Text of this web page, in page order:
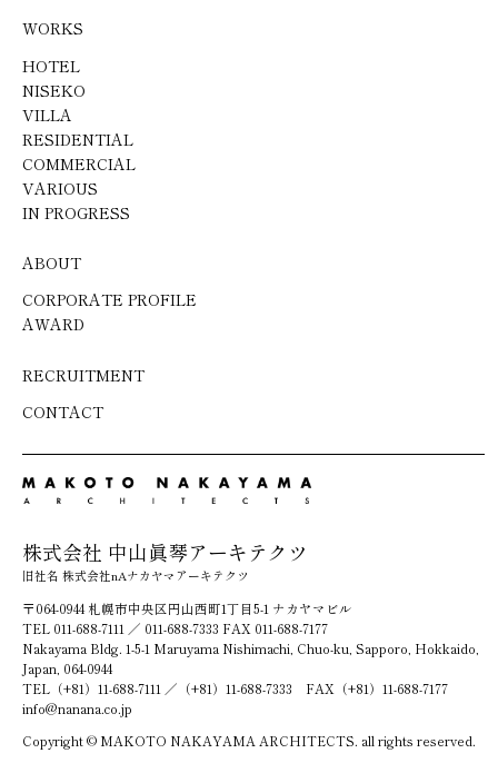
WORKS
HOTEL
NISEKO
VILLA
RESIDENTIAL
COMMERCIAL
VARIOUS
IN PROGRESS
ABOUT
CORPORATE PROFILE
AWARD
RECRUITMENT
CONTACT
株式会社 中山眞琴アーキテクツ
旧社名 株式会社nAナカヤマアーキテクツ
〒064-0944 札幌市中央区円山西町1丁目5-1 ナカヤマビル
TEL 011-688-7111 ／ 011-688-7333 FAX 011-688-7177
Nakayama Bldg. 1-5-1 Maruyama Nishimachi, Chuo-ku, Sapporo, Hokkaido,
Japan, 064-0944
TEL（+81）11-688-7111 ／（+81）11-688-7333 FAX（+81）11-688-7177
info@nanana.co.jp
Copyright © MAKOTO NAKAYAMA ARCHITECTS. all rights reserved.